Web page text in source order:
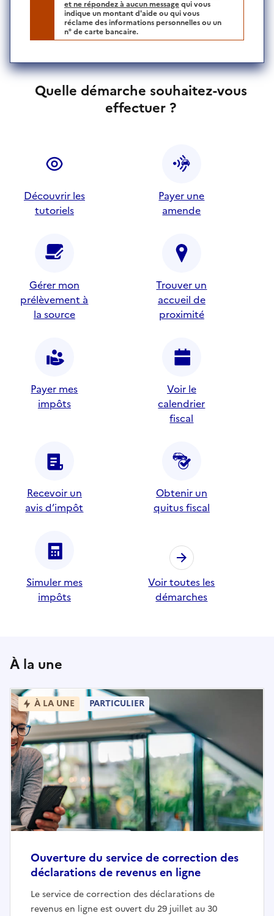
et ne répondez à aucun messagequi vous
indique un montant d'aide ou qui vous
réclame des informations personnelles ou un
n° de carte bancaire.
Quelle démarche souhaitez-vous
effectuer ?
Découvrir les
tutoriels
Payer une
amende
Gérer mon
prélèvement à
la source
Trouver un
accueil de
proximité
Payer mes
impôts
Voir le
calendrier
fiscal
Recevoir un
avis d’impôt
Obtenir un
quitus fiscal
Simuler mes
impôts
Voir toutes les
démarches
À la une
Ouverture du service de correction des
déclarations de revenus en ligne
Le service de correction des déclarations de
revenus en ligne est ouvert du 29 juillet au 30
À LA UNE PARTICULIER